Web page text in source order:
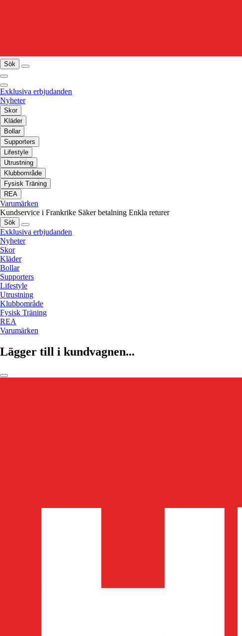
Sök
Exklusiva erbjudanden
Nyheter
Skor
Kläder
Bollar
Supporters
Lifestyle
Utrustning
Klubbområde
Fysisk Träning
REA
Varumärken
Kundservice i Frankrike Säker betalning Enkla returer
Sök
Exklusiva erbjudanden
Nyheter
Skor
Kläder
Bollar
Supporters
Lifestyle
Utrustning
Klubbområde
Fysisk Träning
REA
Varumärken
Lägger till i kundvagnen...